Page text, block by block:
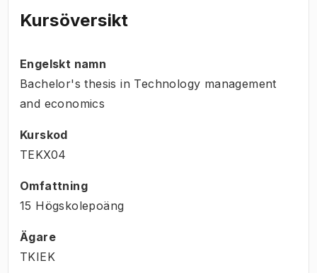
Kursöversikt
Engelskt namn
Bachelor's thesis in Technology management
and economics
Kurskod
TEKX04
Omfattning
15 Högskolepoäng
Ägare
TKIEK